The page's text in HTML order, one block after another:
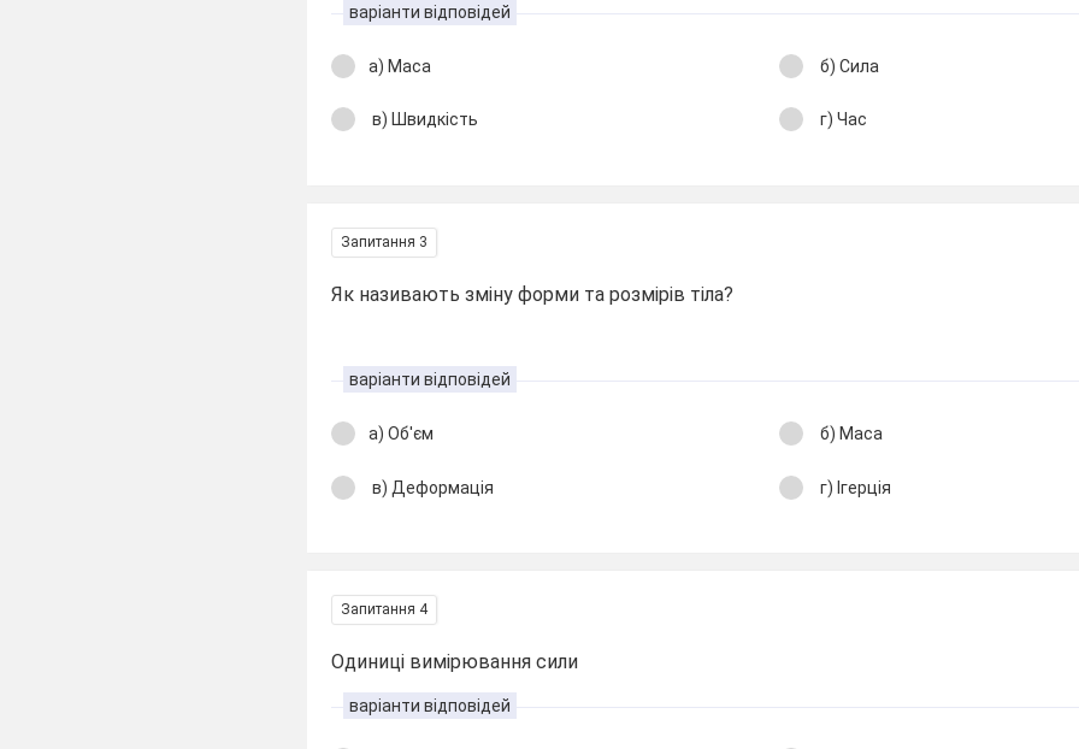
варіанти відповідей
а) Маса б) Сила
в) Швидкість г) Час
Запитання 3
Як називають зміну форми та розмірів тіла?
варіанти відповідей
а) Об'єм б) Маса
в) Деформація г) Ігерція
Запитання 4
Одиниці вимірювання сили
варіанти відповідей